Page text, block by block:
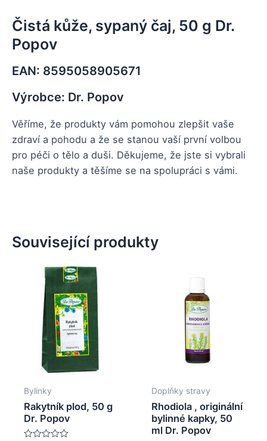
Čistá kůže, sypaný čaj, 50 g Dr.
Popov
EAN: 8595058905671
Výrobce: Dr. Popov
Věříme, že produkty vám pomohou zlepšit vaše
zdraví a pohodu a že se stanou vaší první volbou
pro péči o tělo a duši. Děkujeme, že jste si vybrali
naše produkty a těšíme se na spolupráci s vámi.
Související produkty
Bylinky
Rakytník plod, 50 g
Dr. Popov
Doplňky stravy
Rhodiola , originální
bylinné kapky, 50
ml Dr. Popov